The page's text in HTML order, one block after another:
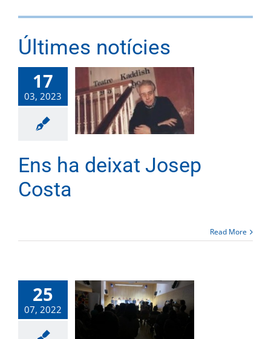
Últimes notícies
17
03, 2023
Ens ha deixat Josep
Costa
Read More
25
07, 2022